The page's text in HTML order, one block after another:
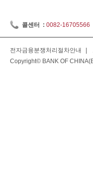
콜센터 : 0082-16705566
전자금융분쟁처리절차안내
Copyright© BANK OF